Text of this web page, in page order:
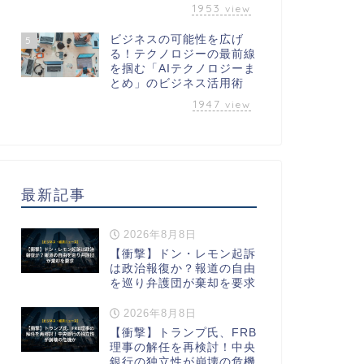
1953 view
5
ビジネスの可能性を広げ
る！テクノロジーの最前線
を掴む「AIテクノロジーま
とめ」のビジネス活用術
1947 view
最新記事
2026年8月8日
【衝撃】ドン・レモン起訴
は政治報復か？報道の自由
を巡り弁護団が棄却を要求
2026年8月8日
【衝撃】トランプ氏、FRB
理事の解任を再検討！中央